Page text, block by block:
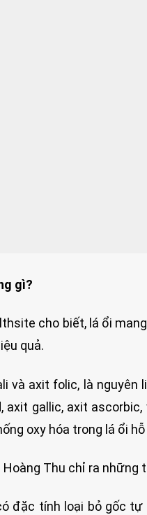
gì?
cho biết, lá ổi
quả.
và axit folic, là
gallic, axit
oxy hóa trong lá ổi
Hoàng Thu chỉ ra
đặc tính loại bỏ gốc tự